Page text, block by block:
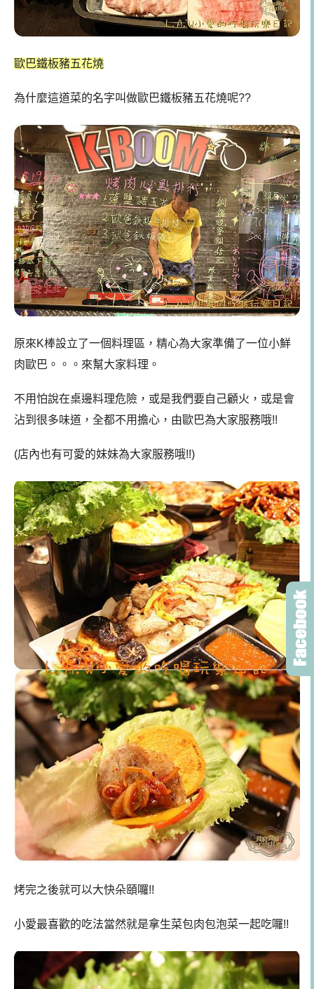
歐巴鐵板豬五花燒
為什麼這道菜的名字叫做歐巴鐵板豬五花燒呢??
原來K棒設立了一個料理區，精心為大家準備了一位小鮮
肉歐巴。。。來幫大家料理。
不用怕說在桌邊料理危險，或是我們要自己顧火，或是會
沾到很多味道，全都不用擔心，由歐巴為大家服務哦!!
(店內也有可愛的妹妹為大家服務哦!!)
烤完之後就可以大快朵頤囉!!
小愛最喜歡的吃法當然就是拿生菜包肉包泡菜一起吃囉!!